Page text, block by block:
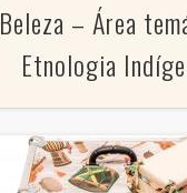
Beleza – Área
Etnologia